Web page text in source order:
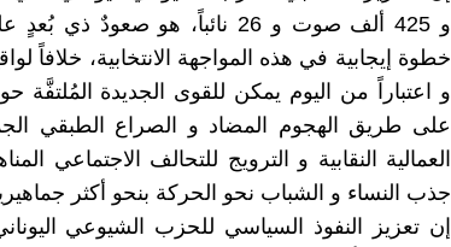
و 425 ألف صوت و 26 نائباً، هو
خطوة إيجابية في هذه المواجهة الانتخابية، خلافاً
و اعتباراً من اليوم يمكن للقوى الجديدة
على طريق الهجوم المضاد و الصراع الطبقي
العمالية النقابية و الترويج للتحالف الاجتماعي
جذب النساء و الشباب نحو الحركة بنحو أكثر
إن تعزيز النفوذ السياسي للحزب الشيوعي